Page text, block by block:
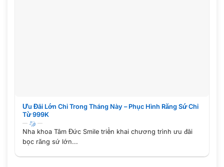
Ưu Đãi Lớn Chỉ Trong Tháng Này – Phục Hình Răng Sứ Chỉ
Từ 999K
Nha khoa Tâm Đức Smile triển khai chương trình ưu đãi
bọc răng sứ lớn...